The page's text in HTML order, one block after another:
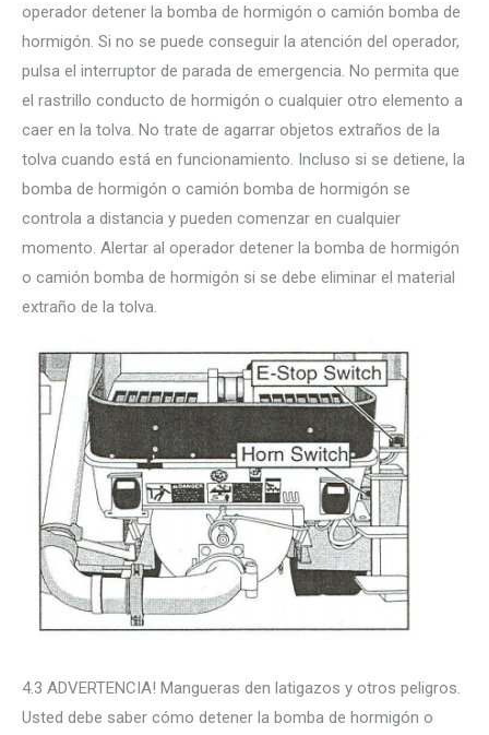
operador detener la bomba de hormigón o camión bomba de
hormigón. Si no se puede conseguir la atención del operador,
pulsa el interruptor de parada de emergencia. No permita que
el rastrillo conducto de hormigón o cualquier otro elemento a
caer en la tolva. No trate de agarrar objetos extraños de la
tolva cuando está en funcionamiento. Incluso si se detiene, la
bomba de hormigón o camión bomba de hormigón se
controla a distancia y pueden comenzar en cualquier
momento. Alertar al operador detener la bomba de hormigón
o camión bomba de hormigón si se debe eliminar el material
extraño de la tolva.
4.3 ADVERTENCIA! Mangueras den latigazos y otros peligros.
Usted debe saber cómo detener la bomba de hormigón o